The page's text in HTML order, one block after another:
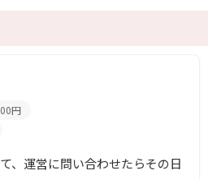
円
、運営に問い合わせたらその日